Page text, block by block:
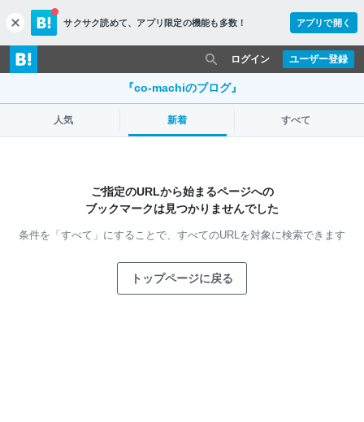
c
l
o
s
サクサク読めて、 アプリ限定の機能も多数！ アプリで開く
ユーザー登録
ログイン
『co-machiのブログ』
人気 新着 すべて
ご指定のURLから始まるページへの
ブックマークは見つかりませんでした
条件を「すべて」にすることで、 すべてのURLを対象に検索できます
トップページに戻る